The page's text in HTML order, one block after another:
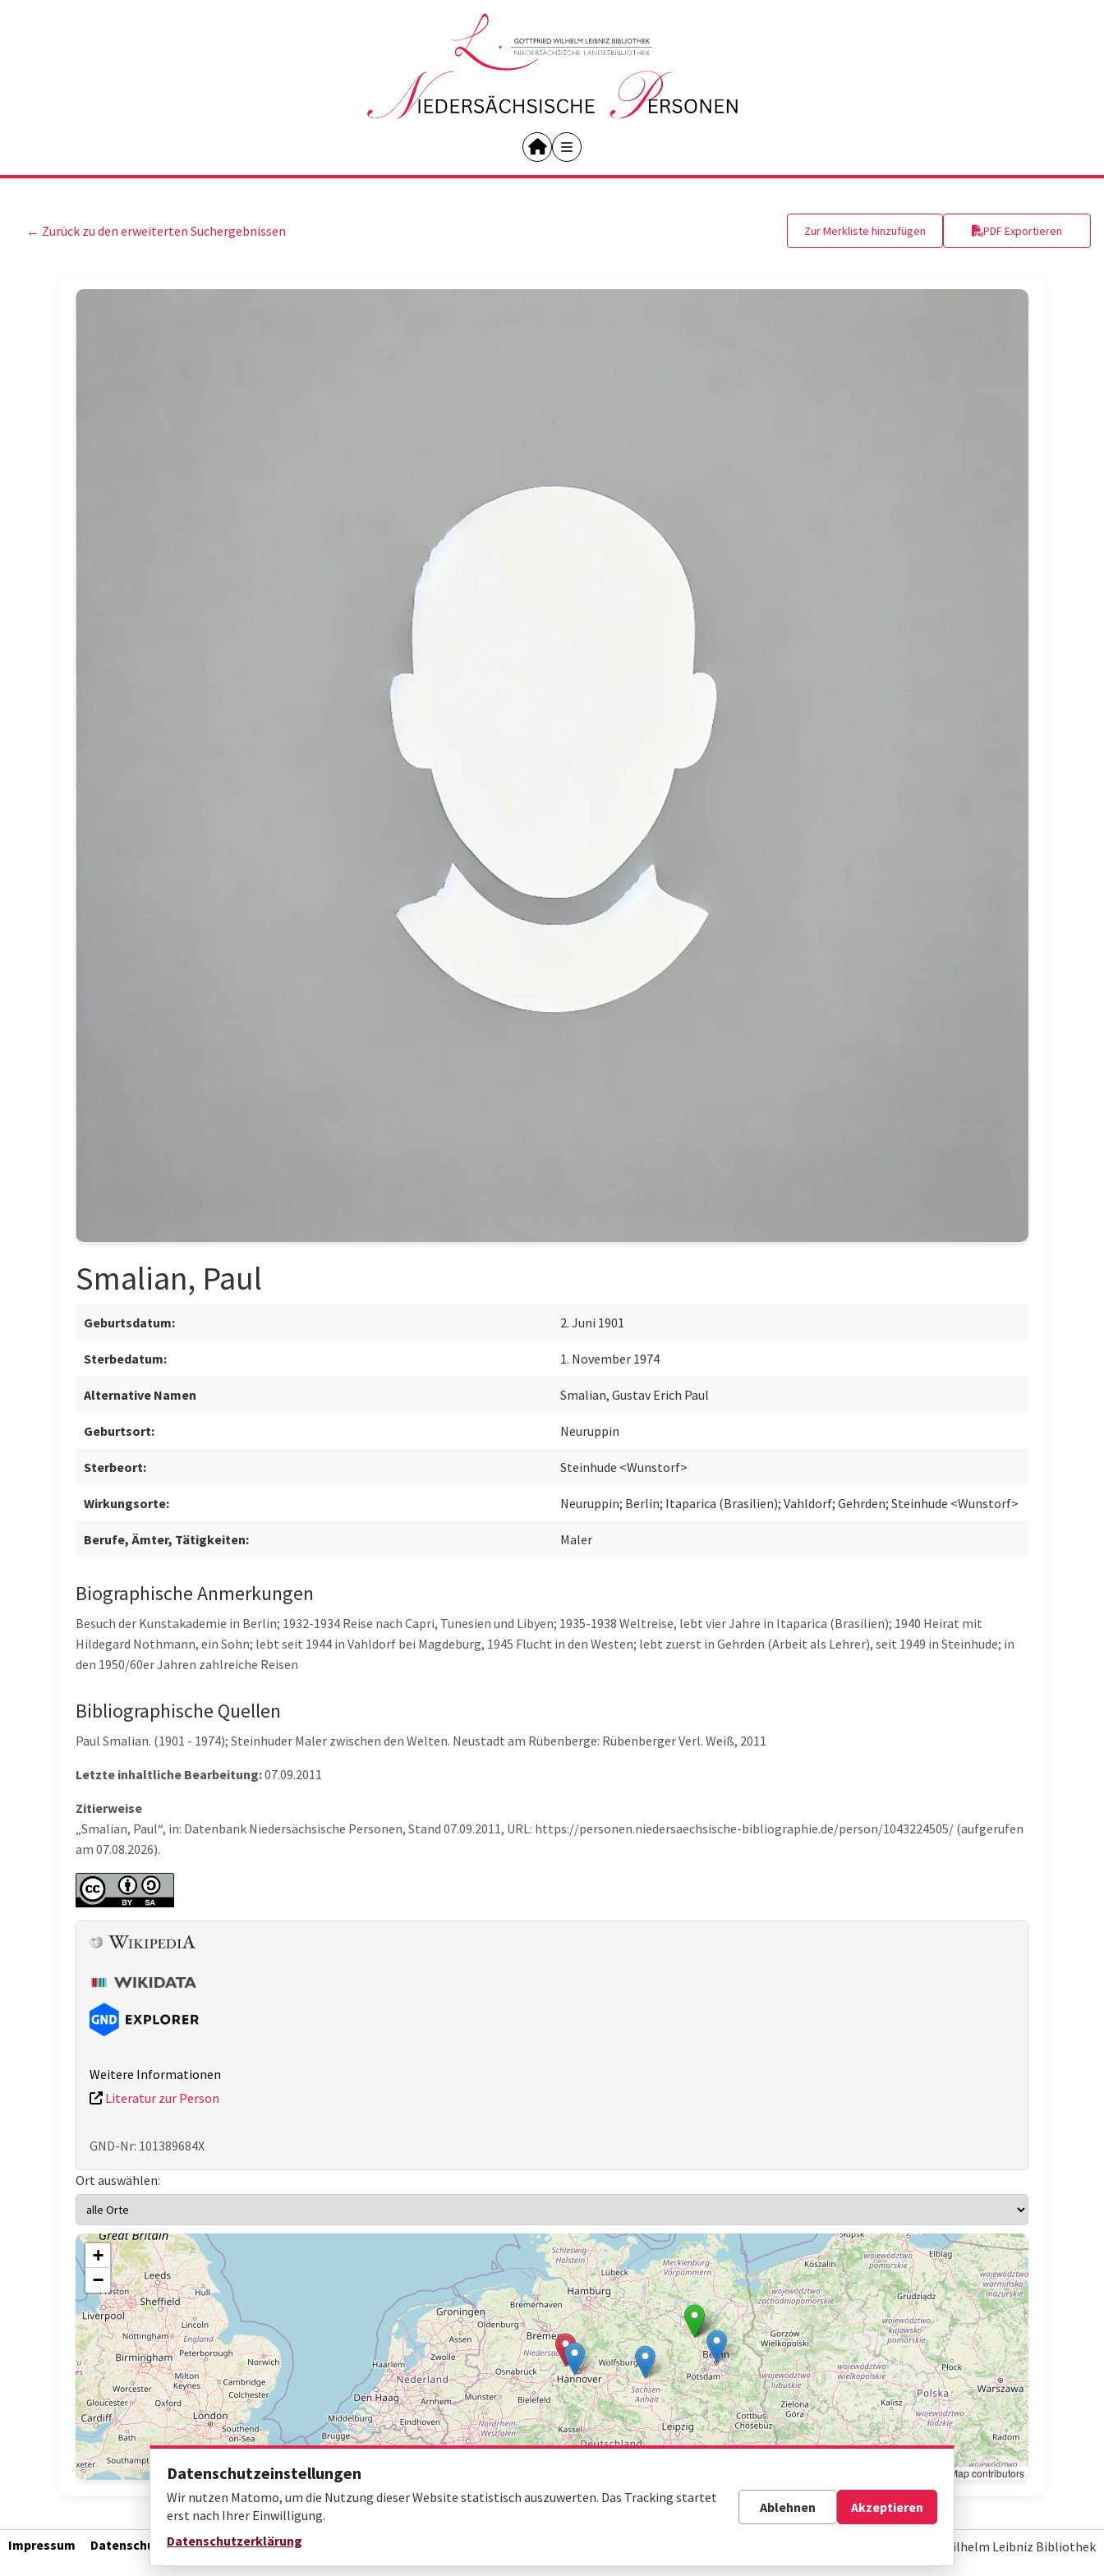
← Zurück zu den erweiterten Suchergebnissen Zur Merkliste hinzufügen PDF Exportieren
Smalian, Paul
Geburtsdatum: 2. Juni 1901
Sterbedatum: 1. November 1974
Alternative Namen Smalian, Gustav Erich Paul
Geburtsort: Neuruppin
Sterbeort: Steinhude <Wunstorf>
Wirkungsorte: Neuruppin; Berlin; Itaparica (Brasilien); Vahldorf; Gehrden; Steinhude <Wunstorf>
Berufe, Ämter, Tätigkeiten: Maler
Biographische Anmerkungen
Besuch der Kunstakademie in Berlin; 1932-1934 Reise nach Capri, Tunesien und Libyen; 1935-1938 Weltreise, lebt vier Jahre in Itaparica (Brasilien); 1940 Heirat mit
Hildegard Nothmann, ein Sohn; lebt seit 1944 in Vahldorf bei Magdeburg, 1945 Flucht in den Westen; lebt zuerst in Gehrden (Arbeit als Lehrer), seit 1949 in Steinhude; in
den 1950/60er Jahren zahlreiche Reisen
Bibliographische Quellen
Paul Smalian. (1901 - 1974); Steinhuder Maler zwischen den Welten. Neustadt am Rübenberge: Rübenberger Verl. Weiß, 2011
Letzte inhaltliche Bearbeitung:07.09.2011
Zitierweise
„Smalian, Paul“, in: Datenbank Niedersächsische Personen, Stand 07.09.2011, URL: https://personen.niedersaechsische-bibliographie.de/person/1043224505/ (aufgerufen
am 07.08.2026).
Weitere Informationen
Literatur zur Person
GND-Nr: 101389684X
Ort auswählen:
+
−
© OpenStreetMap contributors
Impressum Datenschutz Barrierefreiheit © Gottfried Wilhelm Leibniz Bibliothek
Datenschutzeinstellungen
Wir nutzen Matomo, um die Nutzung dieser Website statistisch auszuwerten. Das Tracking startet
erst nach Ihrer Einwilligung.
Datenschutzerklärung
Ablehnen Akzeptieren